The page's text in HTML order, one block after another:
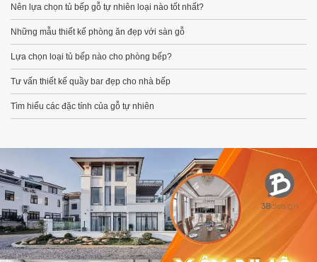
Nên lựa chọn tủ bếp gỗ tự nhiên loại nào tốt nhất?
Những mẫu thiết kế phòng ăn đẹp với sàn gỗ
Lựa chọn loại tủ bếp nào cho phòng bếp?
Tư vấn thiết kế quầy bar đẹp cho nhà bếp
Tìm hiểu các đặc tính của gỗ tự nhiên